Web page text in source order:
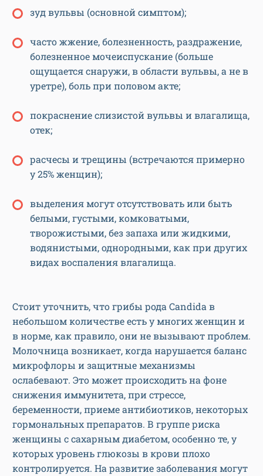
зуд вульвы (основной симптом);
часто жжение, болезненность, раздражение,
болезненное мочеиспускание (больше
ощущается снаружи, в области вульвы, а не в
уретре), боль при половом акте;
покраснение слизистой вульвы и влагалища,
отек;
расчесы и трещины (встречаются примерно
у 25% женщин);
выделения могут отсутствовать или быть
белыми, густыми, комковатыми,
творожистыми, без запаха или жидкими,
водянистыми, однородными, как при других
видах воспаления влагалища.
Стоит уточнить, что грибы рода Candida в
небольшом количестве есть у многих женщин и
в норме, как правило, они не вызывают проблем.
Молочница возникает, когда нарушается баланс
микрофлоры и защитные механизмы
ослабевают. Это может происходить на фоне
снижения иммунитета, при стрессе,
беременности, приеме антибиотиков, некоторых
гормональных препаратов. В группе риска
женщины с сахарным диабетом, особенно те, у
которых уровень глюкозы в крови плохо
контролируется. На развитие заболевания могут